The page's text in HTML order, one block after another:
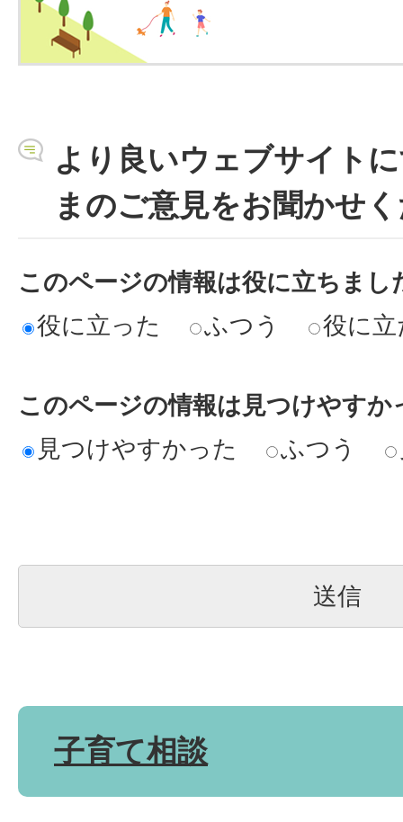
より良いウェブサイト
まのご意見をお聞かせ
このページの情報は役に立ちまし
役に立った
ふつう 役に
このページの情報は見つけやすか
見つけやすかった
ふつう
子育て相談